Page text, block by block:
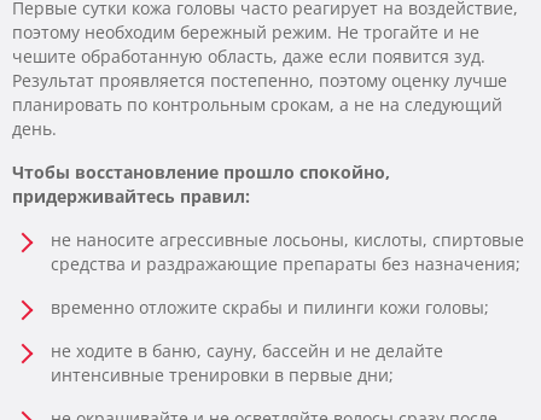
Первые сутки кожа головы часто реагирует на воздействие,
поэтому необходим бережный режим. Не трогайте и не
чешите обработанную область, даже если появится зуд.
Результат проявляется постепенно, поэтому оценку лучше
планировать по контрольным срокам, а не на следующий
день.
Чтобы восстановление прошло спокойно,
придерживайтесь правил:
не наносите агрессивные лосьоны, кислоты, спиртовые
средства и раздражающие препараты без назначения;
временно отложите скрабы и пилинги кожи головы;
не ходите в баню, сауну, бассейн и не делайте
интенсивные тренировки в первые дни;